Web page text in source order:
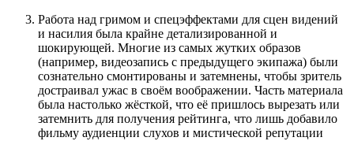
Работа над гримом и спецэффектами для сцен видений
и насилия была крайне детализированной и
шокирующей. Многие из самых жутких образов
(например, видеозапись с предыдущего экипажа) были
сознательно смонтированы и затемнены, чтобы зритель
достраивал ужас в своём воображении. Часть материала
была настолько жёсткой, что её пришлось вырезать или
затемнить для получения рейтинга, что лишь добавило
фильму аудиенции слухов и мистической репутации